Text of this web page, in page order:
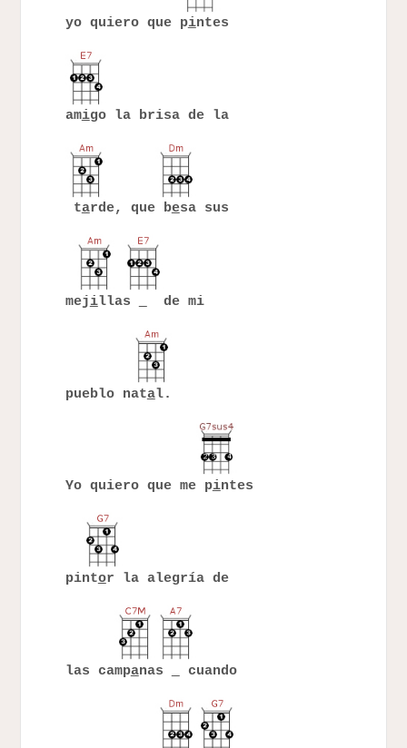
yo quiero que pintes
amigo la brisa de la
tarde, que besa sus
mejillas de mi
pueblo natal.
Yo quiero que me pintes
pintor la alegría de
las campanas cuando